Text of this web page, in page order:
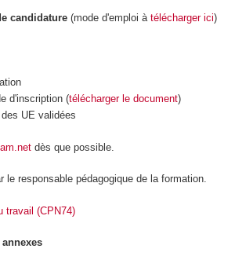
candidature(mode d'emploi à télécharger ici)
d'inscription (télécharger le document)
UE validées
dès que possible.
le responsable pédagogique de la formation.
travail (CPN74)